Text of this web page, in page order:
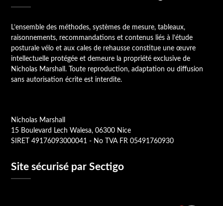
L’ensemble des méthodes, systèmes de mesure, tableaux,
raisonnements, recommandations et contenus liés à l’étude
posturale vélo et aux cales de rehausse constitue une œuvre
intellectuelle protégée et demeure la propriété exclusive de
Nicholas Marshall. Toute reproduction, adaptation ou diffusion
sans autorisation écrite est interdite.
Nicholas Marshall
15 Boulevard Lech Walesa, 06300 Nice
SIRET 49176093000041 - No TVA FR 05491760930
Site sécurisé par Sectigo